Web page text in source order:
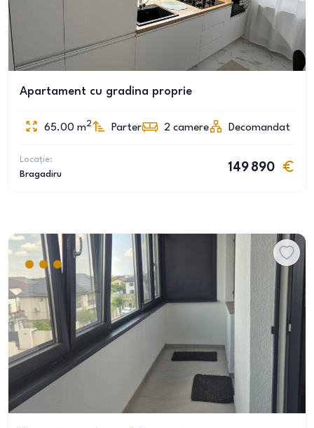
Apartament cu gradina proprie
65.00 m2 Parter 2 camere Decomandat
Locație:
Bragadiru
149 890